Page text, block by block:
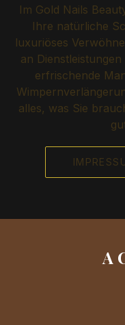
Im Gold Nails
Ihre natürliche
luxuriöses
an
erfrischende
alles, was Sie
A